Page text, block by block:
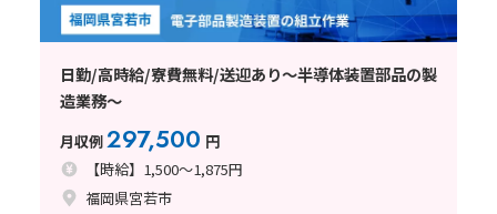
日勤/高時給/寮費無料/送迎あり～半導体装置部品の製
造業務～
月収例297,500 円
【時給】1,500～1,875円
福岡県宮若市